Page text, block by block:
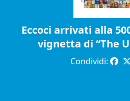
Eccoci arrivati alla
vignetta di “The
Condividi: